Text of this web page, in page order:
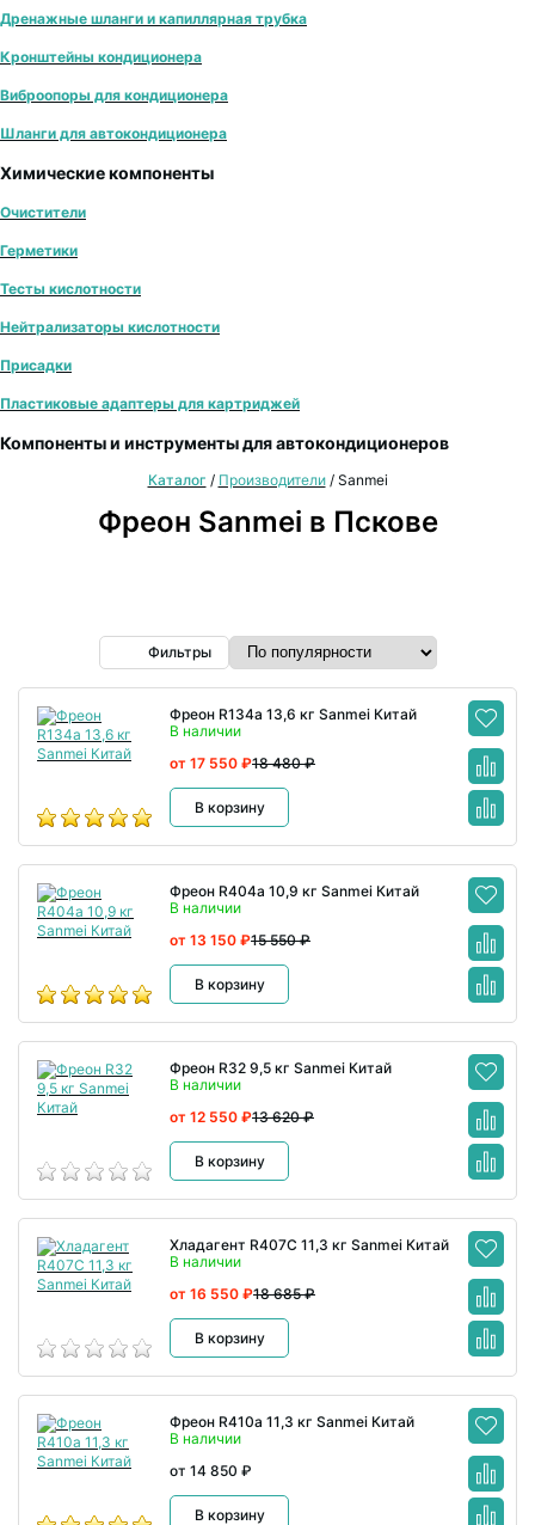
Дренажные шланги и капиллярная трубка
Кронштейны кондиционера
Виброопоры для кондиционера
Шланги для автокондиционера
Химические компоненты
Очистители
Герметики
Тесты кислотности
Нейтрализаторы кислотности
Присадки
Пластиковые адаптеры для картриджей
Компоненты и инструменты для автокондиционеров
Каталог / Производители/ Sanmei
Фреон Sanmei в Пскове
Фильтры
Фреон R134а 13,6 кг Sanmei Китай
В наличии
18 480 ₽
от 17 550 ₽
В корзину
Фреон R404a 10,9 кг Sanmei Китай
В наличии
15 550 ₽
от 13 150 ₽
В корзину
Фреон R32 9,5 кг Sanmei Китай
В наличии
13 620 ₽
от 12 550 ₽
В корзину
Хладагент R407C 11,3 кг Sanmei Китай
В наличии
18 685 ₽
от 16 550 ₽
В корзину
Фреон R410a 11,3 кг Sanmei Китай
В наличии
от 14 850 ₽
В корзину